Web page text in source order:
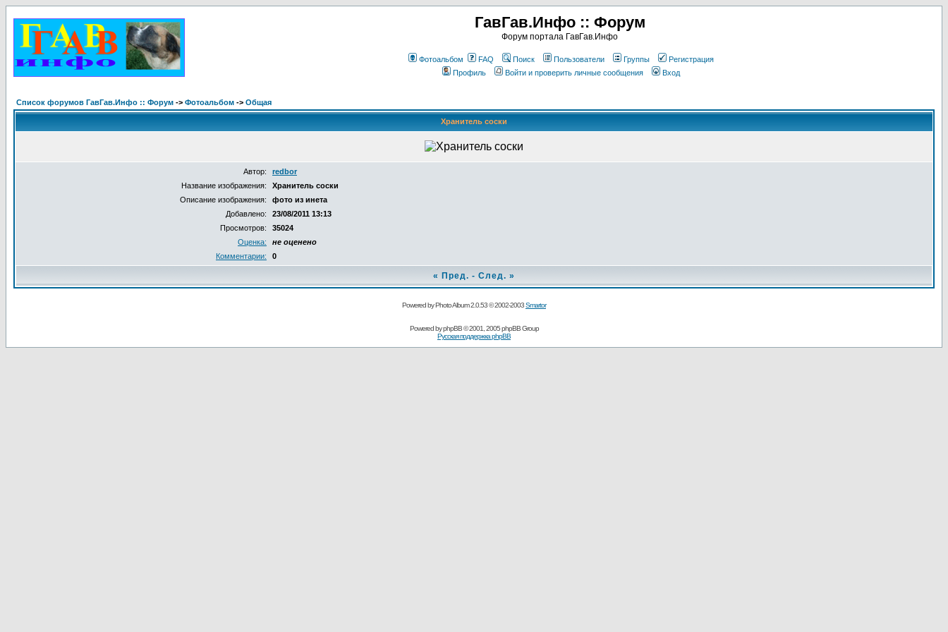
ГавГав.Инфо :: Форум
Форум портала ГавГав.Инфо
Фотоальбом FAQ Поиск Пользователи Группы
Регистрация
Профиль
Войти и проверить личные сообщения Вход
Список форумов ГавГав.Инфо :: Форум -> Фотоальбом -> Общая
Хранитель соски
Автор:
redbor
Название изображения:
Хранитель соски
Описание изображения:
фото из инета
Добавлено:
23/08/2011 13:13
Просмотров:
35024
Оценка:
не оценено
Комментарии:
0
« Пред. - След. »
Powered by Photo Album 2.0.53 © 2002-2003Smartor
Powered byphpBB© 2001, 2005 phpBB Group
Русская поддержка phpBB